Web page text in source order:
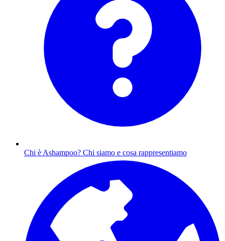
Chi è Ashampoo? Chi siamo e cosa rappresentiamo